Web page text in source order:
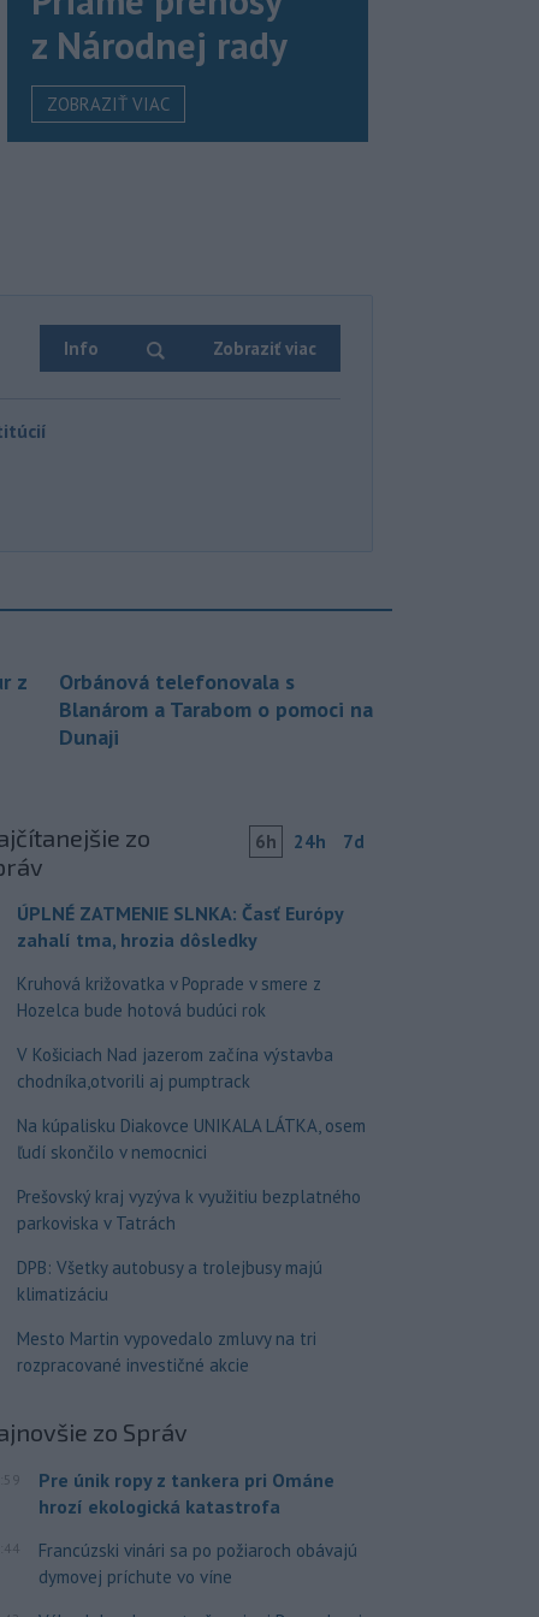
z Národnej rady
ZOBRAZIŤ VIAC
Info Zobraziť viac
z
Orbánová telefonovala s
Blanárom a Tarabom o pomoci na
Dunaji
zo
6h 24h 7d
ÚPLNÉ ZATMENIE SLNKA: Časť Európy
zahalí tma, hrozia dôsledky
Kruhová križovatka v Poprade v smere z
Hozelca bude hotová budúci rok
V Košiciach Nad jazerom začína výstavba
chodníka,otvorili aj pumptrack
Na kúpalisku Diakovce UNIKALA LÁTKA, osem
ľudí skončilo v nemocnici
Prešovský kraj vyzýva k využitiu bezplatného
parkoviska v Tatrách
DPB: Všetky autobusy a trolejbusy majú
klimatizáciu
Mesto Martin vypovedalo zmluvy na tri
rozpracované investičné akcie
zo Správ
Pre únik ropy z tankera pri Ománe
hrozí ekologická katastrofa
Francúzski vinári sa po požiaroch obávajú
dymovej príchute vo víne